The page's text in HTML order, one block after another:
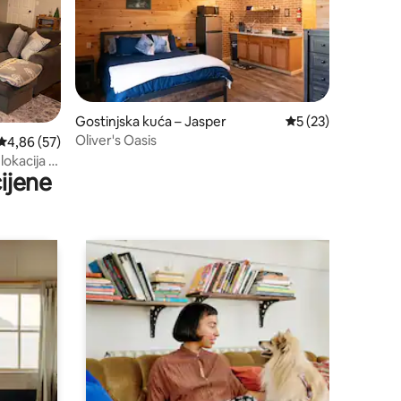
ocjena: 4,86/5, recenzija: 57
4,86 (57)
s
Gostinjska kuća – Jasper Prosječna ocjena:
5 (23)
Oliver's Oasis